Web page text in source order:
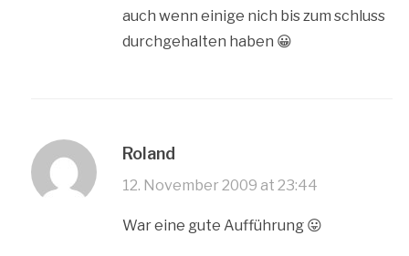
auch wenn einige nich bis zum schluss
durchgehalten haben 😀
Roland
12. November 2009 at 23:44
War eine gute Aufführung 😛